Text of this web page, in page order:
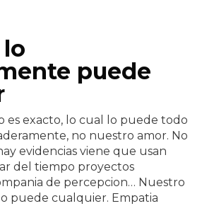
puede
es exacto, lo cual lo puede todo
no nuestro amor. No
evidencias viene que usan
del tiempo proyectos
de percepcion… Nuestro
puede cualquier. Empatia